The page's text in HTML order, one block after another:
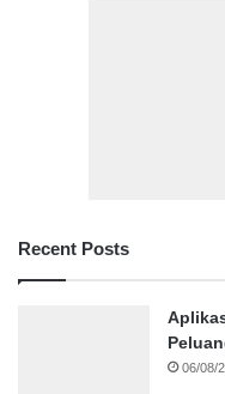
Recent Posts
06/08/